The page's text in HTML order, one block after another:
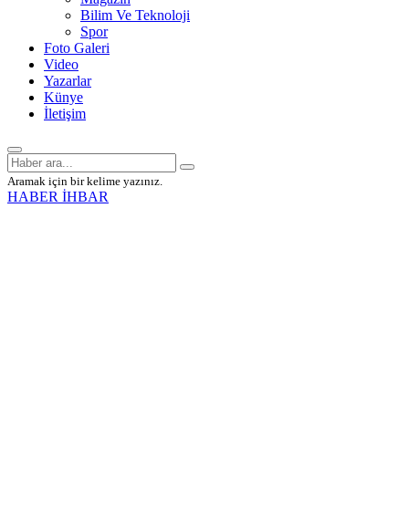
Bilim Ve Teknoloji
Spor
Foto Galeri
Video
Yazarlar
Künye
İletişim
Aramak için bir kelime yazınız.
HABER İHBAR